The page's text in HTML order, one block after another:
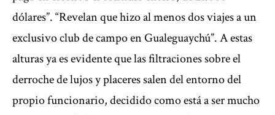
dólares”. “Revelan que hizo al menos dos viajes a un
exclusivo club de campo en Gualeguaychú”. A estas
alturas ya es evidente que las filtraciones sobre el
derroche de lujos y placeres salen del entorno del
propio funcionario, decidido como está a ser mucho